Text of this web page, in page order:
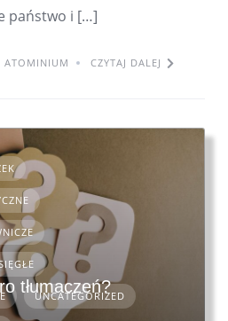
państwo i […]
ATOMINIUM CZYTAJ DALEJ
UNCATEGORIZED
tłumaczeń?